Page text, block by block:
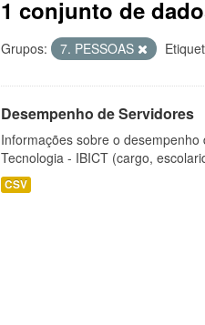
1 conjunto de
Grupos: 7. PESSOAS
Desempenho de Servidores
Informações sobre o
Tecnologia - IBICT (cargo,
CSV